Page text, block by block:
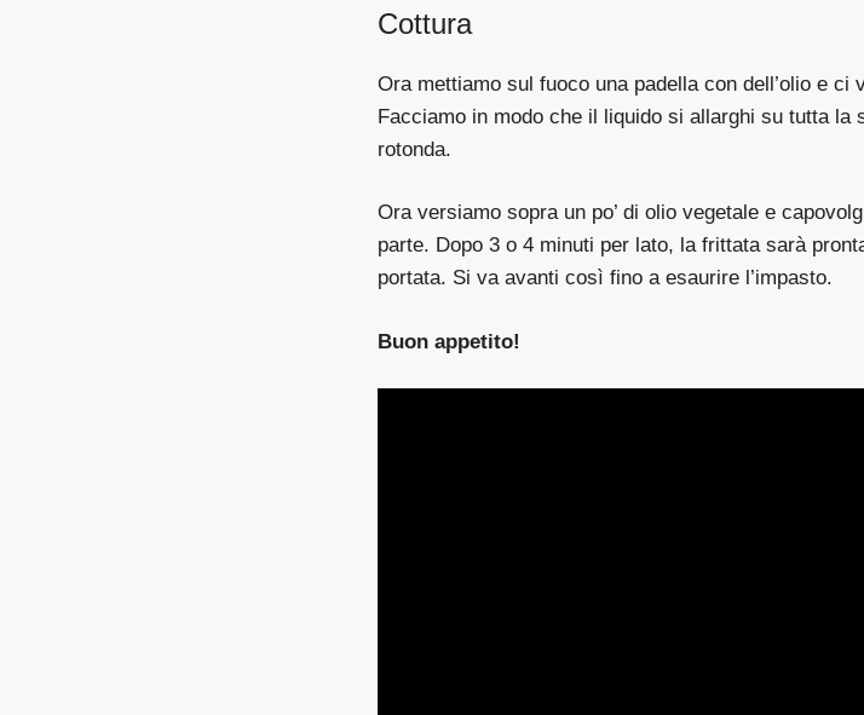
Cottura
Ora mettiamo sul fuoco una padella con dell’olio e
Facciamo in modo che il liquido si allarghi su tutta la
rotonda.
Ora versiamo sopra un po’ di olio vegetale e
parte. Dopo 3 o 4 minuti per lato, la frittata sarà
portata. Si va avanti così fino a esaurire l’impasto.
Buon appetito!